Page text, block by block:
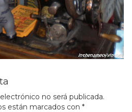
no será publicada.
están marcados con *